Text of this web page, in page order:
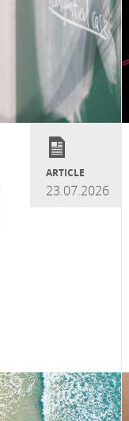
ARTICLE
23.07.2026